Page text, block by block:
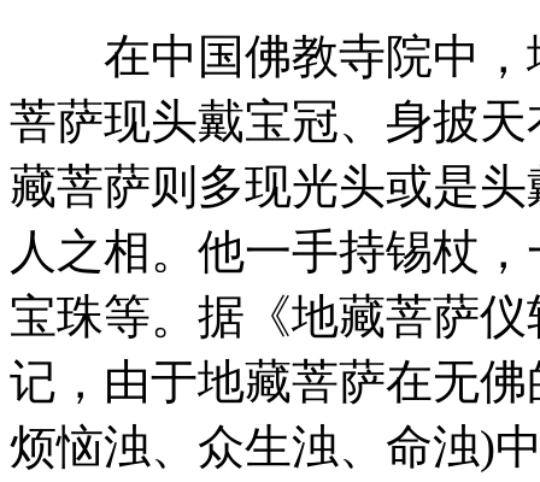
在中国佛教寺院中，
菩萨现头戴宝冠、身披
藏菩萨则多现光头或是
人之相。他一手持锡杖
宝珠等。据《地藏菩萨
记，由于地藏菩萨在无
烦恼浊、众生浊、命浊)